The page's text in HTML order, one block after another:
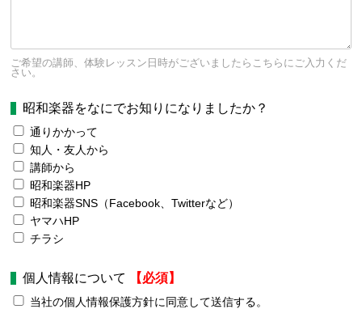
ご希望の講師、体験レッスン日時がございましたらこちらにご入力くだ
さい。
昭和楽器をなにでお知りになりましたか？
通りかかって
知人・友人から
講師から
昭和楽器HP
昭和楽器SNS（Facebook、Twitterなど）
ヤマハHP
チラシ
個人情報について 【必須】
当社の個人情報保護方針に同意して送信する。